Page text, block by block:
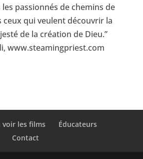
passionnés de chemins de
qui veulent découvrir la
de la création de Dieu.”
www.steamingpriest.com
voir les films
Éducateurs
Contact